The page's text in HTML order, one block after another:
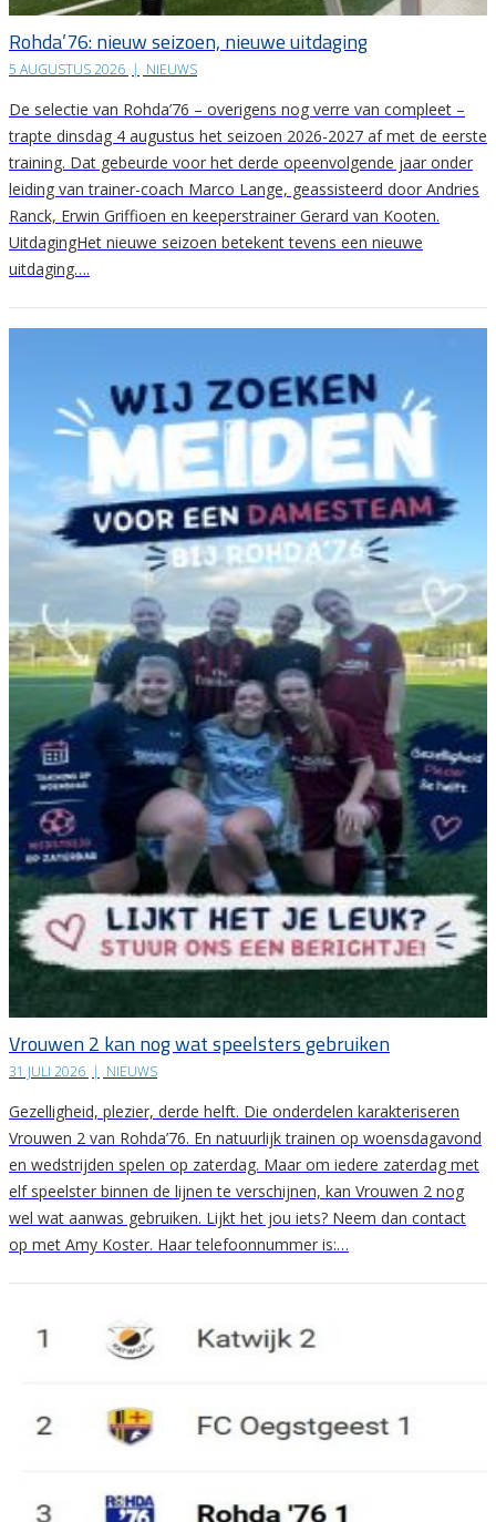
Rohda’76: nieuw seizoen, nieuwe uitdaging
5 AUGUSTUS 2026 | NIEUWS
De selectie van Rohda’76 – overigens nog verre van compleet –
trapte dinsdag 4 augustus het seizoen 2026-2027 af met de eerste
training. Dat gebeurde voor het derde opeenvolgende jaar onder
leiding van trainer-coach Marco Lange, geassisteerd door Andries
Ranck, Erwin Griffioen en keeperstrainer Gerard van Kooten.
UitdagingHet nieuwe seizoen betekent tevens een nieuwe
uitdaging….
Vrouwen 2 kan nog wat speelsters gebruiken
31 JULI 2026 | NIEUWS
Gezelligheid, plezier, derde helft. Die onderdelen karakteriseren
Vrouwen 2 van Rohda’76. En natuurlijk trainen op woensdagavond
en wedstrijden spelen op zaterdag. Maar om iedere zaterdag met
elf speelster binnen de lijnen te verschijnen, kan Vrouwen 2 nog
wel wat aanwas gebruiken. Lijkt het jou iets? Neem dan contact
op met Amy Koster. Haar telefoonnummer is:…